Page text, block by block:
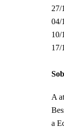
27/
04/
10/
17/
A
a